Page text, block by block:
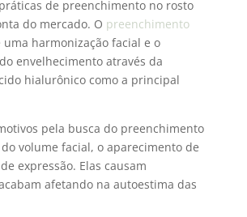
de preenchimento no rosto
do mercado. O preenchimento
uma harmonização facial e o
envelhecimento através da
hialurônico como a principal
pela busca do preenchimento
volume facial, o aparecimento de
expressão. Elas causam
afetando na autoestima das